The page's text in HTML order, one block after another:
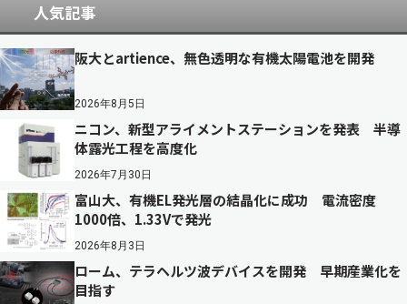
人気記事
阪大とartience、無色透明な有機太陽電池を開発
2026年8月5日
ニコン、新型アライメントステーションを発表 半導
体露光工程を高度化
2026年7月30日
富山大、有機EL発光層の結晶化に成功 電流密度
1000倍、1.33Vで発光
2026年8月3日
ローム、テラヘルツ波デバイスを開発 早期産業化を
目指す